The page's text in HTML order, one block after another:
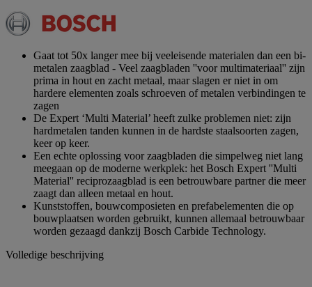
Dezelfde
paginalink.
Gaat tot 50x langer mee bij veeleisende materialen dan een bi-
metalen zaagblad - Veel zaagbladen ''voor multimateriaal'' zijn
prima in hout en zacht metaal, maar slagen er niet in om
hardere elementen zoals schroeven of metalen verbindingen te
zagen
De Expert ‘Multi Material’ heeft zulke problemen niet: zijn
hardmetalen tanden kunnen in de hardste staalsoorten zagen,
keer op keer.
Een echte oplossing voor zaagbladen die simpelweg niet lang
meegaan op de moderne werkplek: het Bosch Expert ''Multi
Material'' reciprozaagblad is een betrouwbare partner die meer
zaagt dan alleen metaal en hout.
Kunststoffen, bouwcomposieten en prefabelementen die op
bouwplaatsen worden gebruikt, kunnen allemaal betrouwbaar
worden gezaagd dankzij Bosch Carbide Technology.
Volledige beschrijving